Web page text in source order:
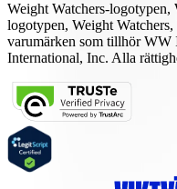
Weight Watchers-
logotypen, Weight
varumärken som tillhör
International, Inc. Alla